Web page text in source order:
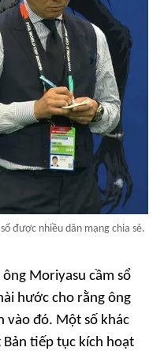
được nhiều dân mạng chia sẻ.
Moriyasu cầm sổ
hước cho rằng ông
vào đó. Một số khác
tiếp tục kích hoạt